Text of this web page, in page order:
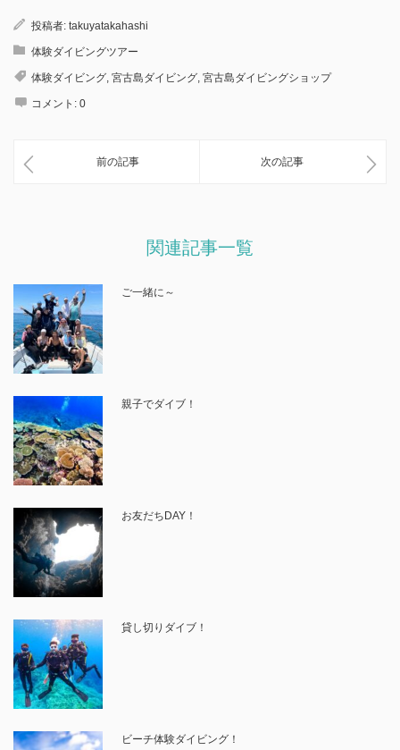
投稿者: takuyatakahashi
体験ダイビングツアー
体験ダイビング, 宮古島ダイビング, 宮古島ダイビングショップ
コメント: 0
前の記事 次の記事
関連記事一覧
ご一緒に～
親子でダイブ！
お友だちDAY！
貸し切りダイブ！
ビーチ体験ダイビング！